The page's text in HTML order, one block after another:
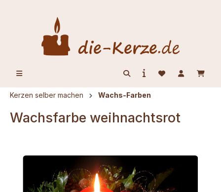
Kerzen selber machen Wachs-Farben
Wachsfarbe weihnachtsrot
Bildergalerie überspringen